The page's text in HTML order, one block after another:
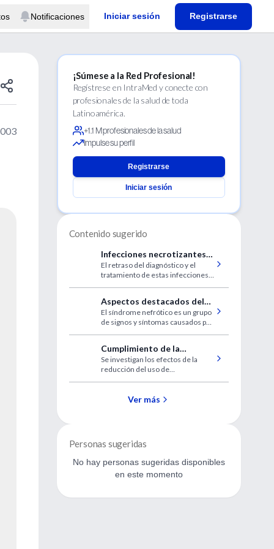
Notificaciones Iniciar sesión Registrarse
¡Súmese a la Red Profesional!
Regístrese en IntraMed y conecte con
profesionales de la salud de toda
Latinoamérica.
+1.1 M profesionales de la salud
Impulse su perfil
Registrarse
Iniciar sesión
Contenido sugerido
Infecciones necrotizantes
de los tejidos blandos
El retraso del diagnóstico y el
tratamiento de estas infecciones
Aspectos destacados del
Síndrome Nefrótico
El síndrome nefrótico es un grupo
de signos y síntomas causados por
de proteína en la orina.
Cumplimiento de la
interrupción del uso de
benzodiacepinas
Se investigan los efectos de la
reducción del uso de
acompañada o no con terapia
Ver más
Personas sugeridas
No hay personas sugeridas disponibles
en este momento